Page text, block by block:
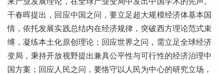
干春晖提出，回应中国之问，要立足超大规模经济体基本国
情，依托发展实践总结内在经济规律，突破西方理论范式束
缚，凝练本土化原创理论；回应世界之问，需立足全球经济
变局，秉持开放视野提出兼具公平性与可行性的经济治理中
国方案；回应人民之问，要恪守以人民为中心的研究立场，